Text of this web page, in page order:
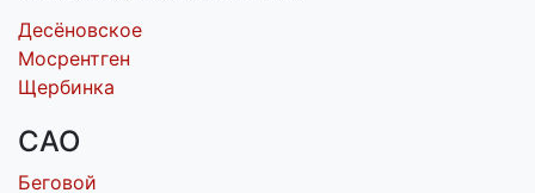
Десёновское
Мосрентген
Щербинка
САО
Беговой